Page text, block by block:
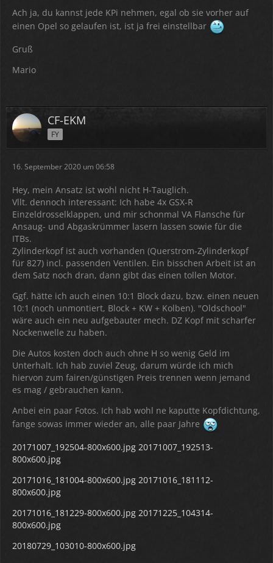
Ach ja, du kannst jede KPi nehmen, egal ob sie vorher auf
einen Opel so gelaufen ist, ist ja frei einstellbar
Gruß
Mario
CF-EKM
FY
16. September 2020 um 06:58
Hey, mein Ansatz ist wohl nicht H-Tauglich.
Vllt. dennoch interessant: Ich habe 4x GSX-R
Einzeldrosselklappen, und mir schonmal VA Flansche für
Ansaug- und Abgaskrümmer lasern lassen sowie für die
ITBs.
Zylinderkopf ist auch vorhanden (Querstrom-Zylinderkopf
für 827) incl. passenden Ventilen. Ein bisschen Arbeit ist an
dem Satz noch dran, dann gibt das einen tollen Motor.
Ggf. hätte ich auch einen 10:1 Block dazu, bzw. einen neuen
10:1 (noch unmontiert, Block + KW + Kolben). "Oldschool"
wäre auch ein neu aufgebauter mech. DZ Kopf mit scharfer
Nockenwelle zu haben.
Die Autos kosten doch auch ohne H so wenig Geld im
Unterhalt. Ich hab zuviel Zeug, darum würde ich mich
hiervon zum fairen/günstigen Preis trennen wenn jemand
es mag / gebrauchen kann.
Anbei ein paar Fotos. Ich hab wohl ne kaputte Kopfdichtung,
fange sowas immer wieder an, alle paar Jahre
20171007_192504-800x600.jpg 20171007_192513-
800x600.jpg
20171016_181004-800x600.jpg 20171016_181112-
800x600.jpg
20171016_181229-800x600.jpg 20171225_104314-
800x600.jpg
20180729_103010-800x600.jpg